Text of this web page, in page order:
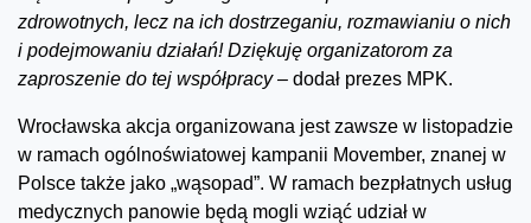
zdrowotnych, lecz na ich dostrzeganiu, rozmawianiu o nich
i podejmowaniu działań! Dziękuję organizatorom za
zaproszenie do tej współpracy – dodał prezes MPK.
Wrocławska akcja organizowana jest zawsze w listopadzie
w ramach ogólnoświatowej kampanii Movember, znanej w
Polsce także jako „wąsopad”. W ramach bezpłatnych usług
medycznych panowie będą mogli wziąć udział w